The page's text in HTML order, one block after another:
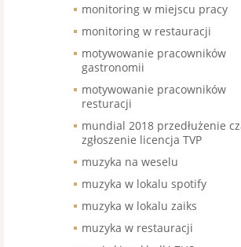
monitoring w miejscu pracy
monitoring w restauracji
motywowanie pracowników
gastronomii
motywowanie pracowników
resturacji
mundial 2018 przedłużenie
zgłoszenie licencja TVP
muzyka na weselu
muzyka w lokalu spotify
muzyka w lokalu zaiks
muzyka w restauracji